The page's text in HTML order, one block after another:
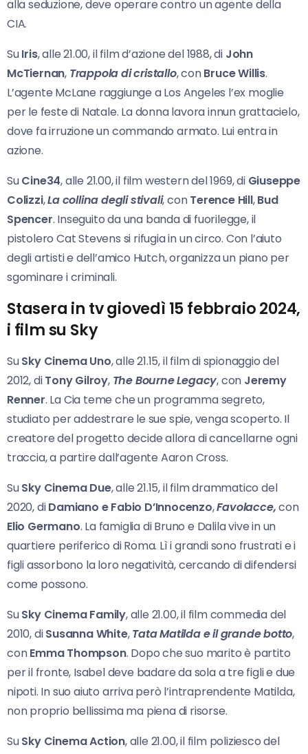
alla seduzione, deve operare contro un agente della
CIA.
SuIris, alle 21.00, il film d’azione del 1988, di John
McTiernan, Trappola di cristallo, conBruce Willis.
L’agente McLane raggiunge a Los Angeles l’ex moglie
per le feste di Natale. La donna lavora innun grattacielo,
dove fa irruzione un commando armato. Lui entra in
azione.
SuCine34, alle 21.00, il film western del 1969, di Giuseppe
Colizzi,La collina degli stivali, conTerence Hill,Bud
Spencer. Inseguito da una banda di fuorilegge, il
pistolero Cat Stevens si rifugia in un circo. Con l’aiuto
degli artisti e dell’amico Hutch, organizza un piano per
sgominare i criminali.
Stasera in tv giovedì 15 febbraio 2024,
i film su Sky
SuSky Cinema Uno, alle 21.15, il film di spionaggio del
2012, diTony Gilroy, The BourneLegacy, con Jeremy
Renner. La Cia teme che un programma segreto,
studiato per addestrare le sue spie, venga scoperto. Il
creatore del progetto decide allora di cancellarne ogni
traccia, a partire dall’agente Aaron Cross.
SuSky Cinema Due, alle 21.15, il film drammatico del
2020, diDamiano e Fabio D’Innocenzo,Favolacce,con
Elio Germano. La famiglia di Bruno e Dalila vive in un
quartiere periferico di Roma. Lì i grandi sono frustrati e i
figli assorbono la loro negatività, cercando di difendersi
come possono.
SuSky Cinema Family, alle 21.00, il film commedia del
2010, diSusanna White,Tata Matilda eil grande botto,
conEmma Thompson. Dopo che suo marito è partito
per il fronte, Isabel deve badare da sola a tre figli e due
nipoti. In suo aiuto arriva però l’intraprendente Matilda,
non proprio bellissima ma piena di risorse.
SuSky Cinema Action, alle 21.00, il film poliziesco del